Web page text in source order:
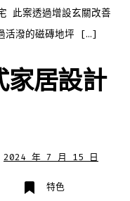
此案透過增設玄關改善
活潑的磁磚地坪 […]
家居設計
2024 年 7 月 15 日
特色